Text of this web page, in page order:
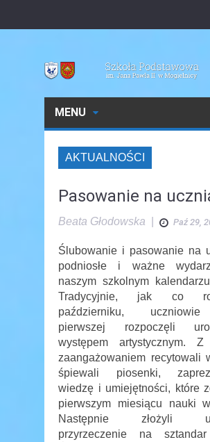
MENU
AKTUALNOŚCI
Pasowanie na
Beata Głodowska Paź 29,
Ślubowanie i pasowanie na
podniosłe i ważne
naszym szkolnym
Tradycyjnie, jak co
październiku,
pierwszej rozpoczęli
występem artystycznym.
zaangażowaniem recytowali
śpiewali piosenki,
wiedzę i umiejętności, które
pierwszym miesiącu nauki
Następnie złożyli
przyrzeczenie na sztandar